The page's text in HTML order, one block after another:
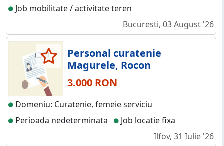
Job mobilitate / activitate teren
Bucuresti, 03 August '26
Personal curatenie
Magurele, Rocon
3.000 RON
Domeniu: Curatenie, femeie serviciu
Perioada nedeterminata
Job locatie fixa
Ilfov, 31 Iulie '26